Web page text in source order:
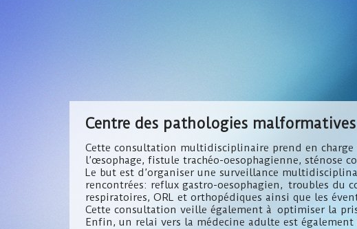
Centre des pathologies
Cette consultation multidisciplinaire prend en
l’œsophage, fistule trachéo-oesophagienne, sténose
Le but est d’organiser une surveillance
rencontrées: reflux gastro-oesophagien, troubles du
respiratoires, ORL et orthopédiques ainsi que les
Cette consultation veille également à optimiser la
Enfin, un relai vers la médecine adulte est également